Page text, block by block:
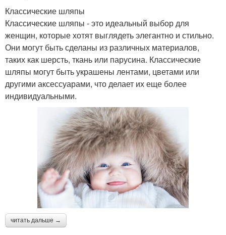
Классические шляпы
Классические шляпы - это идеальный выбор для
женщин, которые хотят выглядеть элегантно и стильно.
Они могут быть сделаны из различных материалов,
таких как шерсть, ткань или парусина. Классические
шляпы могут быть украшены лентами, цветами или
другими аксессуарами, что делает их еще более
индивидуальными.
читать дальше →